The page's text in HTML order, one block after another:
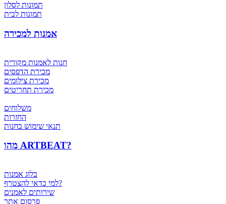
תמונות לסלון
תמונות לבית
אמנות למכירה
חנות לאמנות מקורית
מכירת הדפסים
מכירת צילומים
מכירת תחריטים
משלוחים
החזרות
תנאי שימוש בחנות
מהו ARTBEAT?
בלוג אמנות
למי כדאי להצטרף?
שירותים לאמנים
פרסום אתר